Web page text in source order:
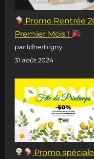
Promo Rentrée
Premier Mois !
par ldherbigny
31 août 2024
Promo